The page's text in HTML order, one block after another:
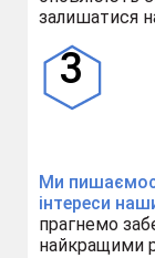
залишатися
Ми
інтереси
прагнемо
найкращими